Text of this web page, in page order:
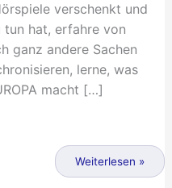
verschenkt und
hat, erfahre von
ganz andere Sachen
lerne, was
macht […]
Weiterlesen »